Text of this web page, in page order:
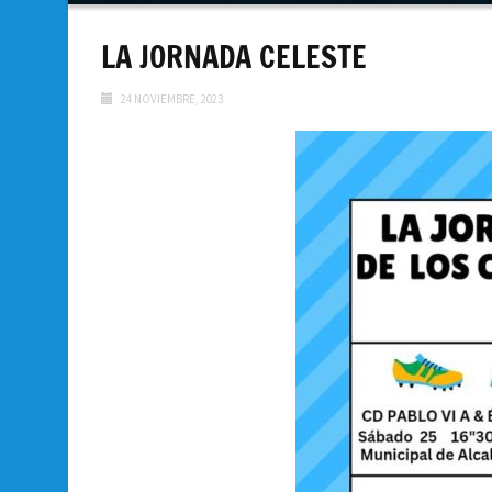
LA JORNADA CELESTE
24 NOVIEMBRE, 2023